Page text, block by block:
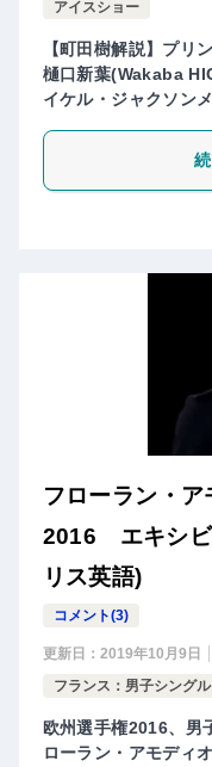
アイスショー
【町田樹解説】プリ
樋口新葉(Wakaba
イケル・ジャクソン
フローラン・
2016 エキシ
リス英語)
コメント(3)
更新日： 2019年10月9日
フランス：男子シングル
欧州選手権2016、男
ローラン・アモディ